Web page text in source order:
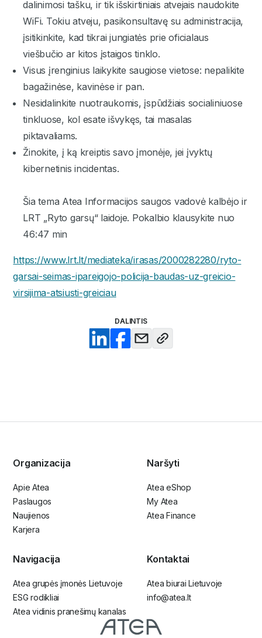
dalinimosi tašku, ir tik išskirtiniais atvejais naudokite
WiFi. Tokiu atveju, pasikonsultavę su administracija,
įsitikinkite, kad tikrai jungiatės prie oficialaus
viešbučio ar kitos įstaigos tinklo.
Visus įrenginius laikykite saugiose vietose: nepalikite
bagažinėse, kavinėse ir pan.
Nesidalinkite nuotraukomis, įspūdžiais socialiniuose
tinkluose, kol esate išvykęs, tai masalas
piktavaliams.
Žinokite, į ką kreiptis savo įmonėje, jei įvyktų
kibernetinis incidentas.
Šia tema Atea Informacijos saugos vadovė kalbėjo ir
LRT „Ryto garsų“ laidoje. Pokalbio klausykite nuo
46:47 min
https://www.lrt.lt/mediateka/irasas/2000282280/ryto-
garsai-seimas-ipareigojo-policija-baudas-uz-greicio-
virsijima-atsiusti-greiciau
DALINTIS
Organizacija
Apie Atea
Paslaugos
Naujienos
Karjera
Naršyti
Atea eShop
My Atea
Atea Finance
Navigacija
Atea grupės įmonės Lietuvoje
ESG rodikliai
Atea vidinis pranešimų kanalas
Kontaktai
Atea biurai Lietuvoje
info@atea.lt